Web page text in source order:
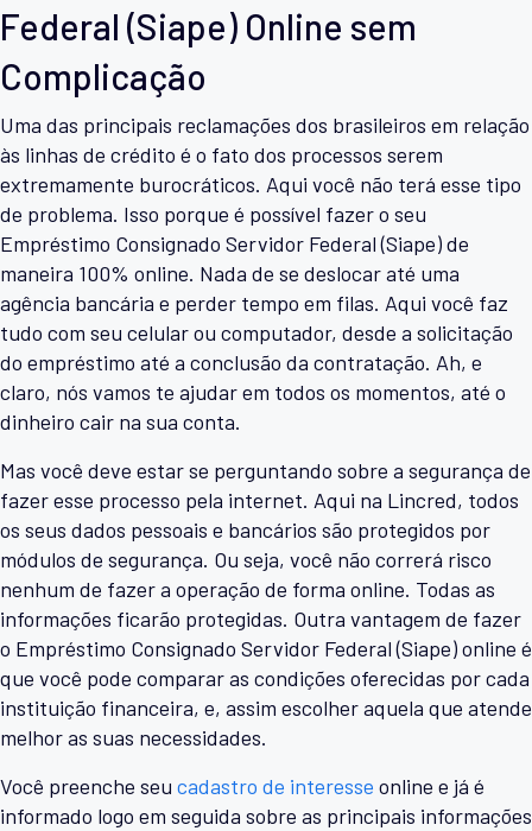
Federal (Siape) Online sem
Complicação
Uma das principais reclamações dos brasileiros em relação
às linhas de crédito é o fato dos processos serem
extremamente burocráticos. Aqui você não terá esse tipo
de problema. Isso porque é possível fazer o seu
Empréstimo Consignado Servidor Federal (Siape) de
maneira 100% online. Nada de se deslocar até uma
agência bancária e perder tempo em filas. Aqui você faz
tudo com seu celular ou computador, desde a solicitação
do empréstimo até a conclusão da contratação. Ah, e
claro, nós vamos te ajudar em todos os momentos, até o
dinheiro cair na sua conta.
Mas você deve estar se perguntando sobre a segurança de
fazer esse processo pela internet. Aqui na Lincred, todos
os seus dados pessoais e bancários são protegidos por
módulos de segurança. Ou seja, você não correrá risco
nenhum de fazer a operação de forma online. Todas as
informações ficarão protegidas. Outra vantagem de fazer
o Empréstimo Consignado Servidor Federal (Siape) online é
que você pode comparar as condições oferecidas por cada
instituição financeira, e, assim escolher aquela que atende
melhor as suas necessidades.
Você preenche seu cadastro de interesse online e já é
informado logo em seguida sobre as principais informações